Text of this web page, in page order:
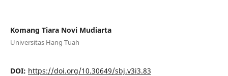
Komang Tiara Novi Mudiarta
Universitas Hang Tuah
DOI: https://doi.org/10.30649/sbj.v3i3.83